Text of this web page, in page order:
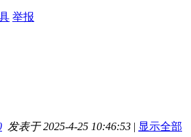
举报
发表于 2025-4-25 10:46:53 | 显示全部